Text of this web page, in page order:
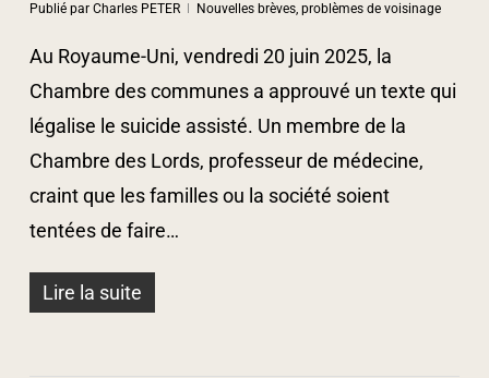
Publié par Charles PETER Nouvelles brèves, problèmes de voisinage
Au Royaume-Uni, vendredi 20 juin 2025, la
Chambre des communes a approuvé un texte qui
légalise le suicide assisté. Un membre de la
Chambre des Lords, professeur de médecine,
craint que les familles ou la société soient
tentées de faire…
Lire la suite